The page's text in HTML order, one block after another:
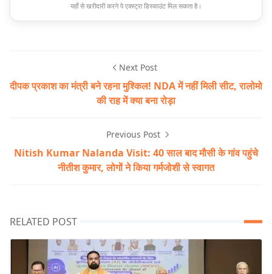
यहाँ से खरीदारी करने पे एक्स्ट्रा डिस्काउंट मिल सकता है।
Next Post
दीपक प्रकाश का मंत्री बने रहना मुश्किल! NDA में नहीं मिली सीट, रालोमो
की राह में क्या बना रोड़ा
Previous Post
Nitish Kumar Nalanda Visit: 40 साल बाद मौसी के गांव पहुंचे
नीतीश कुमार, लोगों ने किया गर्मजोशी से स्वागत
RELATED POST